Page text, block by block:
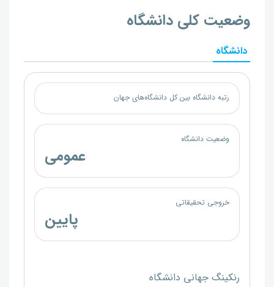
وضعیت کلی دانشگاه
دانشگاه
رتبه دانشگاه بین کل دانشگاه‌های جهان
وضعیت دانشگاه
عمومی
خروجی تحقیقاتی
پایین
رنکینگ جهانی دانشگاه